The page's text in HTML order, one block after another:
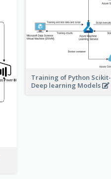
Training of Python
Deep learning Models